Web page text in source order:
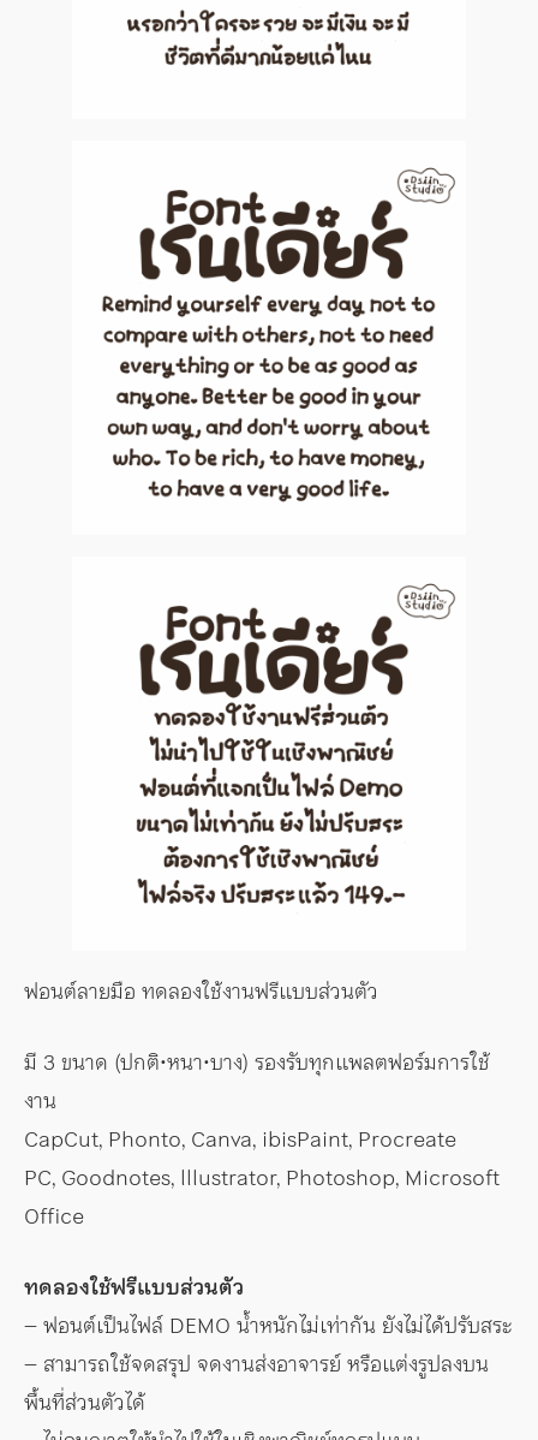
ฟอนต์ลายมือ ทดลองใช้งานฟรีแบบส่วนตัว
มี 3 ขนาด (ปกติ•หนา•บาง) รองรับทุกแพลตฟอร์มการใช้
งาน
CapCut, Phonto, Canva, ibisPaint, Procreate
PC, Goodnotes, lllustrator, Photoshop, Microsoft
Office
ทดลองใช้ฟรีแบบส่วนตัว
– ฟอนต์เป็นไฟล์ DEMO น้ำหนักไม่เท่ากัน ยังไม่ได้ปรับสระ
– สามารถใช้จดสรุป จดงานส่งอาจารย์ หรือแต่งรูปลงบน
พื้นที่ส่วนตัวได้